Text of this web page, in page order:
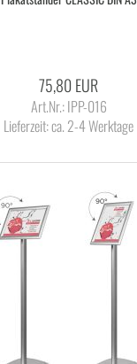
75,80 EUR
Art.Nr.: IPP-016
Lieferzeit:ca. 2-4 Werktage